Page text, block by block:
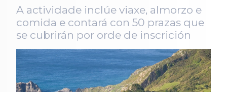
A actividade inclúe viaxe, almorzo e
comida e contará con 50 prazas que
se cubrirán por orde de inscrición